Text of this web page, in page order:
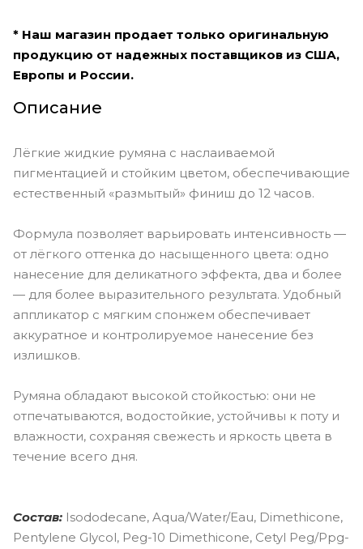
* Наш магазин продает только оригинальную
продукцию от надежных поставщиков из США,
Европы и России.
Описание
Лёгкие жидкие румяна с наслаиваемой
пигментацией и стойким цветом, обеспечивающие
естественный «размытый» финиш до 12 часов.
Формула позволяет варьировать интенсивность —
от лёгкого оттенка до насыщенного цвета: одно
нанесение для деликатного эффекта, два и более
— для более выразительного результата. Удобный
аппликатор с мягким спонжем обеспечивает
аккуратное и контролируемое нанесение без
излишков.
Румяна обладают высокой стойкостью: они не
отпечатываются, водостойкие, устойчивы к поту и
влажности, сохраняя свежесть и яркость цвета в
течение всего дня.
Состав: Isododecane, Aqua/Water/Eau, Dimethicone,
Pentylene Glycol, Peg-10 Dimethicone, Cetyl Peg/Ppg-